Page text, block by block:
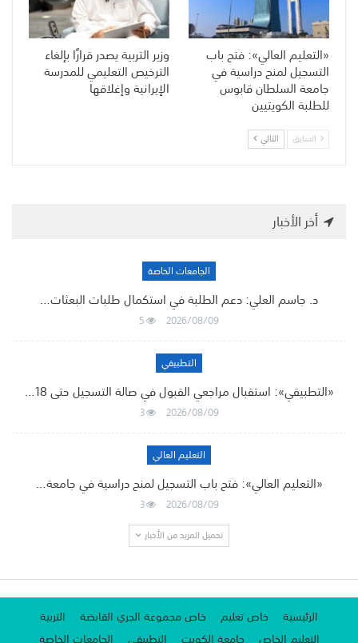
«التعليم العالي»: فتح باب
التسجيل لمنح دراسية في
جامعة السلطان قابوس
للطلبة الكويتيين
وزير التربية يصدر قرارًا بإلغاء
الترخيص التعليمي للمدرسة
الإيرانية وإغلاقها
السابق التالي
أخر الأخبار
الجامعات الخاصة
د. جاسم العلي: دعم الطلبة في استكمال طلبات البعثات…
2026/08/09
5
التطبيقي
«التطبيقي»: استقبال مراجعي القبول في صالة التسجيل حتى 18…
2026/08/09
3
التعليم العالي
«التعليم العالي»: فتح باب التسجيل لمنح دراسية في جامعة…
2026/08/09
3
تحميل المزيد من الأخبار
الرئيسية خاص تعليم خاص مجموعة الجري القابضة
التربية